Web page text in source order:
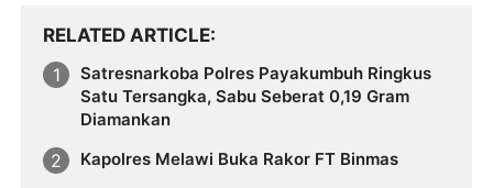
RELATED ARTICLE
Satresnarkoba Polres Payakumbuh Ringkus
Satu Tersangka, Sabu Seberat 0,19 Gram
Diamankan
Kapolres Melawi Buka Rakor FT Binmas